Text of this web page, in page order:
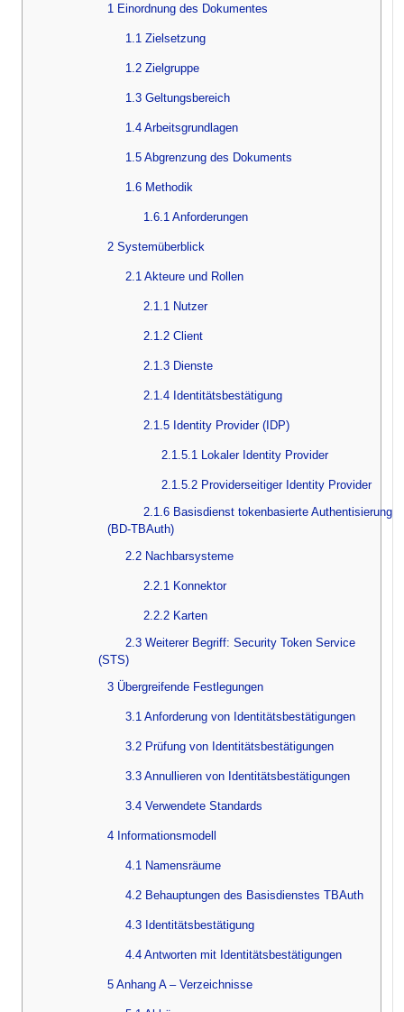
1 Einordnung des Dokumentes
1.1 Zielsetzung
1.2 Zielgruppe
1.3 Geltungsbereich
1.4 Arbeitsgrundlagen
1.5 Abgrenzung des Dokuments
1.6 Methodik
1.6.1 Anforderungen
2 Systemüberblick
2.1 Akteure und Rollen
2.1.1 Nutzer
2.1.2 Client
2.1.3 Dienste
2.1.4 Identitätsbestätigung
2.1.5 Identity Provider (IDP)
2.1.5.1 Lokaler Identity Provider
2.1.5.2 Providerseitiger Identity Provider
2.1.6 Basisdienst tokenbasierte Authentisierung
(BD-TBAuth)
2.2 Nachbarsysteme
2.2.1 Konnektor
2.2.2 Karten
2.3 Weiterer Begriff: Security Token Service
(STS)
3 Übergreifende Festlegungen
3.1 Anforderung von Identitätsbestätigungen
3.2 Prüfung von Identitätsbestätigungen
3.3 Annullieren von Identitätsbestätigungen
3.4 Verwendete Standards
4 Informationsmodell
4.1 Namensräume
4.2 Behauptungen des Basisdienstes TBAuth
4.3 Identitätsbestätigung
4.4 Antworten mit Identitätsbestätigungen
5 Anhang A – Verzeichnisse